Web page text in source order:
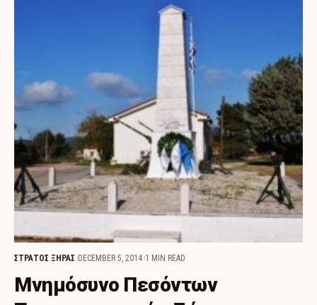
ΣΤΡΑΤΟΣ ΞΗΡΑΣ DECEMBER 5, 2014 1 MIN READ
Μνημόσυνο Πεσόντων